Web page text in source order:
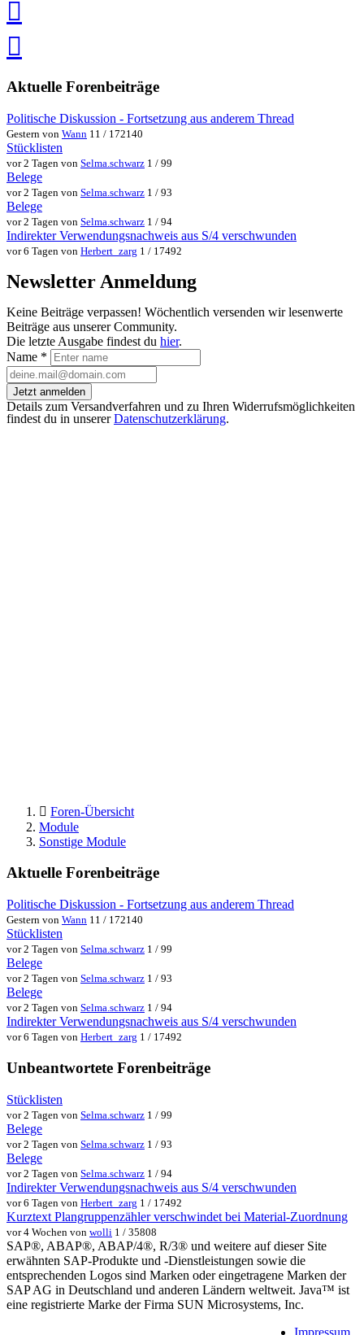
speichern
via
teilenteilen
Aktuelle Forenbeiträge
Politische Diskussion - Fortsetzung aus anderem Thread
Gestern von Wann 11 / 172140
Stücklisten
vor 2 Tagen von Selma.schwarz 1 / 99
Belege
vor 2 Tagen von Selma.schwarz 1 / 93
Belege
vor 2 Tagen von Selma.schwarz 1 / 94
Indirekter Verwendungsnachweis aus S/4 verschwunden
vor 6 Tagen von Herbert_zarg 1 / 17492
Newsletter Anmeldung
Keine Beiträge verpassen! Wöchentlich versenden wir lesenwerte
Beiträge aus unserer Community.
Die letzte Ausgabe findest du hier.
Name *
Jetzt anmelden
Details zum Versandverfahren und zu Ihren Widerrufsmöglichkeiten
findest du in unsererDatenschutzerklärung.
Foren-Übersicht
Module
Sonstige Module
Aktuelle Forenbeiträge
Politische Diskussion - Fortsetzung aus anderem Thread
Gestern von Wann 11 / 172140
Stücklisten
vor 2 Tagen von Selma.schwarz 1 / 99
Belege
vor 2 Tagen von Selma.schwarz 1 / 93
Belege
vor 2 Tagen von Selma.schwarz 1 / 94
Indirekter Verwendungsnachweis aus S/4 verschwunden
vor 6 Tagen von Herbert_zarg 1 / 17492
Unbeantwortete Forenbeiträge
Stücklisten
vor 2 Tagen von Selma.schwarz 1 / 99
Belege
vor 2 Tagen von Selma.schwarz 1 / 93
Belege
vor 2 Tagen von Selma.schwarz 1 / 94
Indirekter Verwendungsnachweis aus S/4 verschwunden
vor 6 Tagen von Herbert_zarg 1 / 17492
Kurztext Plangruppenzähler verschwindet bei Material-Zuordnung
vor 4 Wochen von wolli 1 / 35808
SAP®, ABAP®, ABAP/4®, R/3® und weitere auf dieser Site
erwähnten SAP-Produkte und -Dienstleistungen sowie die
entsprechenden Logos sind Marken oder eingetragene Marken der
SAP AG in Deutschland und anderen Ländern weltweit. Java™ ist
eine registrierte Marke der Firma SUN Microsystems, Inc.
Impressum